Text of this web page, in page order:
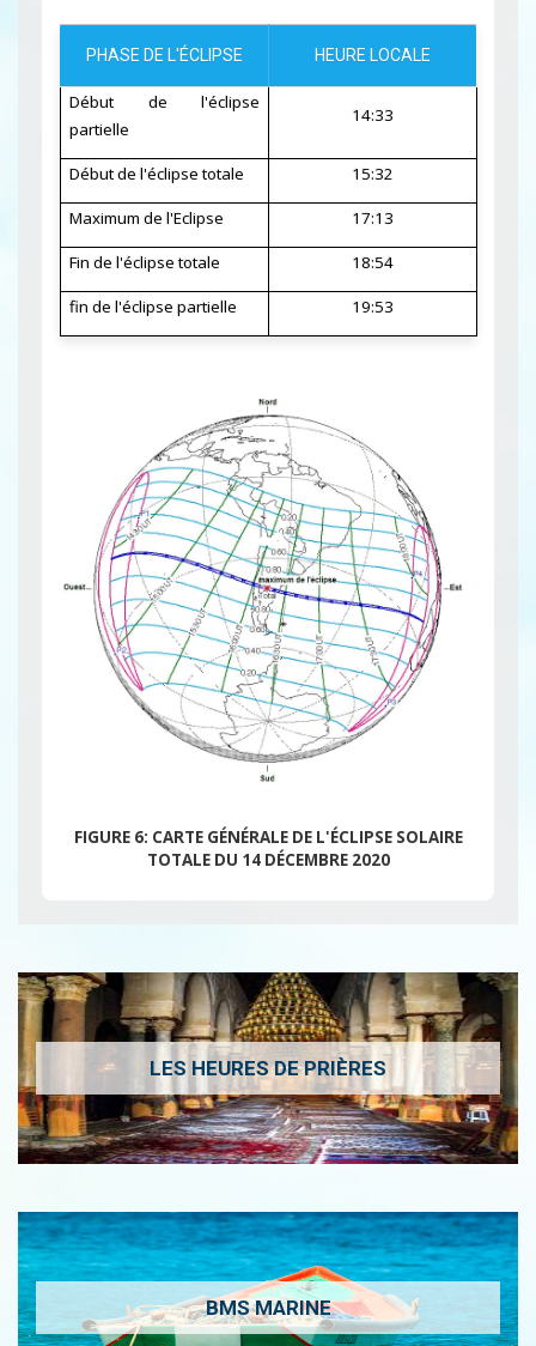
PHASE DE L'ÉCLIPSE HEURE LOCALE
Début de l'éclipse
partielle
14:33
Début de l'éclipse totale 15:32
Maximum de l'Eclipse 17:13
Fin de l'éclipse totale 18:54
fin de l'éclipse partielle 19:53
FIGURE 6: CARTE GÉNÉRALE DE L'ÉCLIPSE SOLAIRE
TOTALE DU 14 DÉCEMBRE 2020
LES HEURES DE PRIÈRES
BMS MARINE